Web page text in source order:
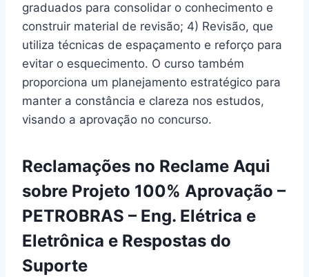
graduados para consolidar o conhecimento e
construir material de revisão; 4) Revisão, que
utiliza técnicas de espaçamento e reforço para
evitar o esquecimento. O curso também
proporciona um planejamento estratégico para
manter a constância e clareza nos estudos,
visando a aprovação no concurso.
Reclamações no Reclame Aqui
sobre Projeto 100% Aprovação –
PETROBRAS – Eng. Elétrica e
Eletrônica e Respostas do
Suporte